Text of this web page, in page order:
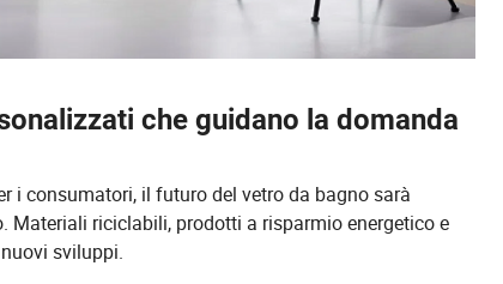
che guidano la domanda
i consumatori, il futuro del vetro da bagno sarà
riciclabili, prodotti a risparmio energetico e
sviluppi.